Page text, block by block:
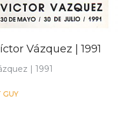
Vázquez | 1991
| 1991
GUY